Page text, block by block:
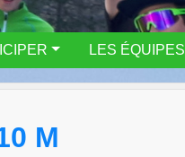
LES ÉQUIPES
M